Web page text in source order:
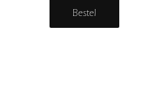
Bestel